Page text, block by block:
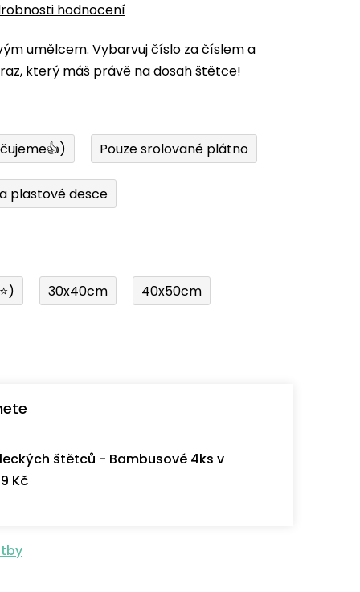
hodnocení
umělcem. Vybarvuj číslo za číslem a
který máš právě na dosah štětce!
Pouze srolované plátno
plastové desce
30x40cm 40x50cm
štětců - Bambusové 4ks v
Kč